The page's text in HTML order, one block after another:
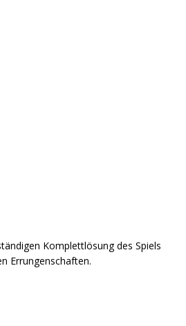
Komplettlösung des Spiels
Errungenschaften.